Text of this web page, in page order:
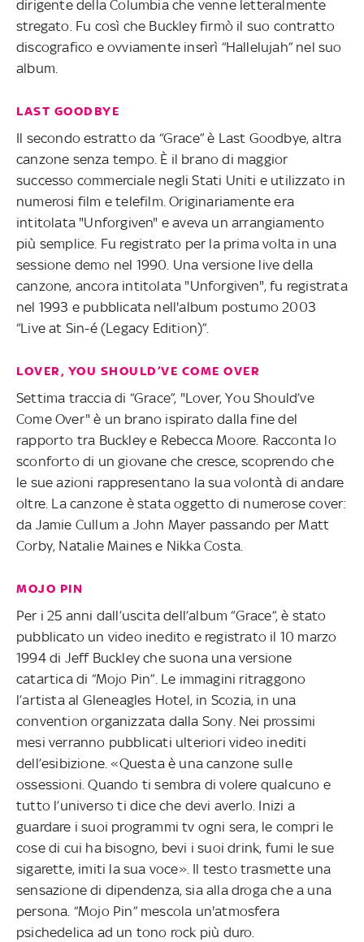
dirigente della Columbia che venne letteralmente
stregato. Fu così che Buckley firmò il suo contratto
discografico e ovviamente inserì “Hallelujah” nel suo
album.
LAST GOODBYE
Il secondo estratto da “Grace” è Last Goodbye, altra
canzone senza tempo. È il brano di maggior
successo commerciale negli Stati Uniti e utilizzato in
numerosi film e telefilm. Originariamente era
intitolata "Unforgiven" e aveva un arrangiamento
più semplice. Fu registrato per la prima volta in una
sessione demo nel 1990. Una versione live della
canzone, ancora intitolata "Unforgiven", fu registrata
nel 1993 e pubblicata nell'album postumo 2003
“Live at Sin-é (Legacy Edition)”.
LOVER, YOU SHOULD’VE COME OVER
Settima traccia di “Grace”, "Lover, You Should’ve
Come Over" è un brano ispirato dalla fine del
rapporto tra Buckley e Rebecca Moore. Racconta lo
sconforto di un giovane che cresce, scoprendo che
le sue azioni rappresentano la sua volontà di andare
oltre. La canzone è stata oggetto di numerose cover:
da Jamie Cullum a John Mayer passando per Matt
Corby, Natalie Maines e Nikka Costa.
MOJO PIN
Per i 25 anni dall’uscita dell’album “Grace”, è stato
pubblicato un video inedito e registrato il 10 marzo
1994 di Jeff Buckley che suona una versione
catartica di “Mojo Pin”. Le immagini ritraggono
l’artista al Gleneagles Hotel, in Scozia, in una
convention organizzata dalla Sony. Nei prossimi
mesi verranno pubblicati ulteriori video inediti
dell’esibizione. «Questa è una canzone sulle
ossessioni. Quando ti sembra di volere qualcuno e
tutto l’universo ti dice che devi averlo. Inizi a
guardare i suoi programmi tv ogni sera, le compri le
cose di cui ha bisogno, bevi i suoi drink, fumi le sue
sigarette, imiti la sua voce». Il testo trasmette una
sensazione di dipendenza, sia alla droga che a una
persona. “Mojo Pin” mescola un'atmosfera
psichedelica ad un tono rock più duro.